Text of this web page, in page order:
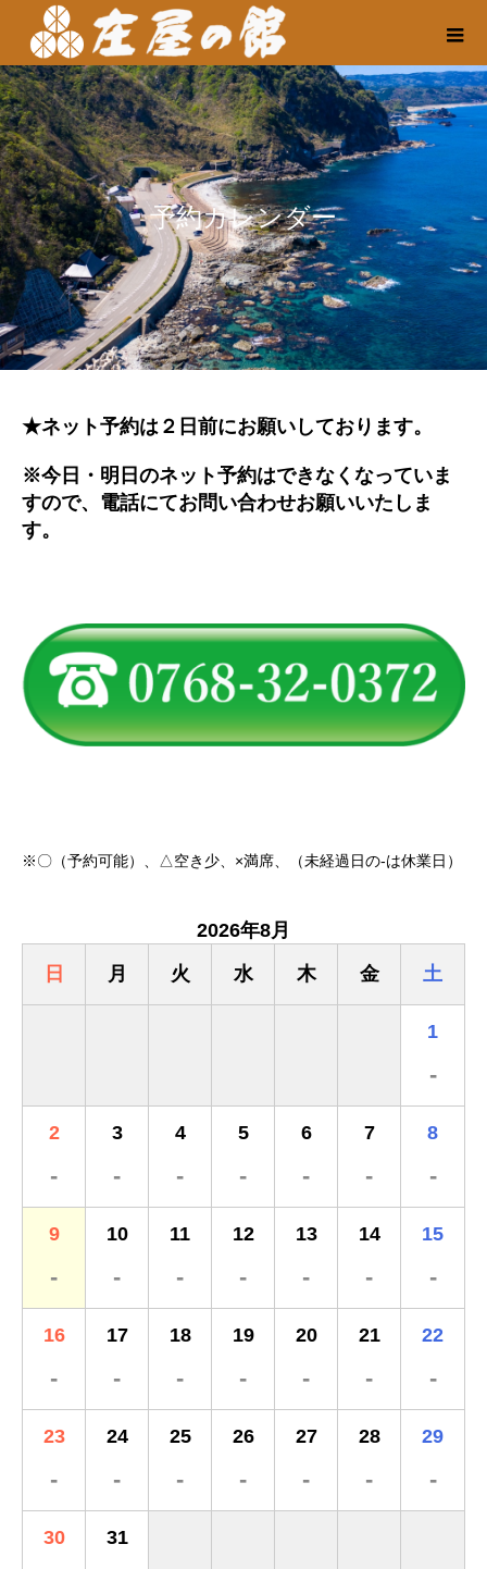
予約カレンダー
★ネット予約は２日前にお願いしております。
※今日・明日のネット予約はできなくなっていま
すので、電話にてお問い合わせお願いいたしま
す。
※〇（予約可能）、△空き少、×満席、（未経過日の-は休業日）
2026年8月
日
月 火 水 木 金 土
1
-
2
-
3
-
4
-
5
-
6
-
7
-
8
-
9
-
10
-
11
-
12
-
13
-
14
-
15
-
16
-
17
-
18
-
19
-
20
-
21
-
22
-
23
-
24
-
25
-
26
-
27
-
28
-
29
-
30 31